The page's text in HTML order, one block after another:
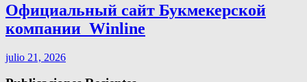
Официальный сайт Букмекерской
компании ️ Winline
julio 21, 2026